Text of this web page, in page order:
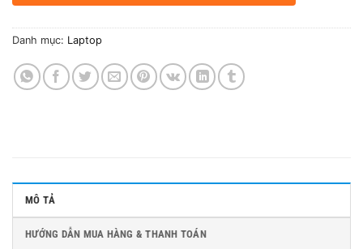
Danh mục: Laptop
MÔ TẢ
HƯỚNG DẪN MUA HÀNG & THANH TOÁN